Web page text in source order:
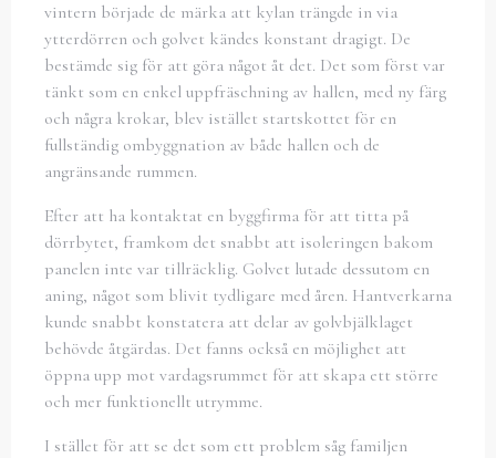
vintern började de märka att kylan trängde in via
ytterdörren och golvet kändes konstant dragigt. De
bestämde sig för att göra något åt det. Det som först var
tänkt som en enkel uppfräschning av hallen, med ny färg
och några krokar, blev istället startskottet för en
fullständig ombyggnation av både hallen och de
angränsande rummen.
Efter att ha kontaktat en byggfirma för att titta på
dörrbytet, framkom det snabbt att isoleringen bakom
panelen inte var tillräcklig. Golvet lutade dessutom en
aning, något som blivit tydligare med åren. Hantverkarna
kunde snabbt konstatera att delar av golvbjälklaget
behövde åtgärdas. Det fanns också en möjlighet att
öppna upp mot vardagsrummet för att skapa ett större
och mer funktionellt utrymme.
I stället för att se det som ett problem såg familjen